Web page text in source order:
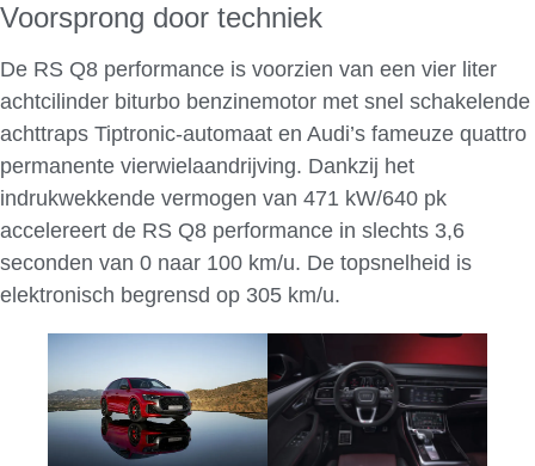
Voorsprong door techniek
De RS Q8 performance is voorzien van een vier liter
achtcilinder biturbo benzinemotor met snel schakelende
achttraps Tiptronic-automaat en Audi’s fameuze quattro
permanente vierwielaandrijving. Dankzij het
indrukwekkende vermogen van 471 kW/640 pk
accelereert de RS Q8 performance in slechts 3,6
seconden van 0 naar 100 km/u. De topsnelheid is
elektronisch begrensd op 305 km/u.